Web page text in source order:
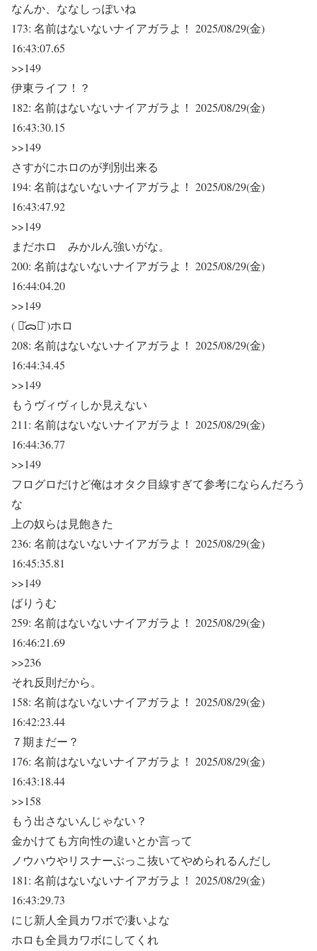
なんか、ななしっぽいね
173: 名前はないないナイアガラよ！ 2025/08/29(金)
16:43:07.65
>>149
伊東ライフ！？
182: 名前はないないナイアガラよ！ 2025/08/29(金)
16:43:30.15
>>149
さすがにホロのが判別出来る
194: 名前はないないナイアガラよ！ 2025/08/29(金)
16:43:47.92
>>149
まだホロ みかルん強いがな。
200: 名前はないないナイアガラよ！ 2025/08/29(金)
16:44:04.20
>>149
( ･᷄ᯅ･᷅ )ホロ
208: 名前はないないナイアガラよ！ 2025/08/29(金)
16:44:34.45
>>149
もうヴィヴィしか見えない
211: 名前はないないナイアガラよ！ 2025/08/29(金)
16:44:36.77
>>149
フログロだけど俺はオタク目線すぎて参考にならんだろう
な
上の奴らは見飽きた
236: 名前はないないナイアガラよ！ 2025/08/29(金)
16:45:35.81
>>149
ばりうむ
259: 名前はないないナイアガラよ！ 2025/08/29(金)
16:46:21.69
>>236
それ反則だから。
158: 名前はないないナイアガラよ！ 2025/08/29(金)
16:42:23.44
７期まだー？
176: 名前はないないナイアガラよ！ 2025/08/29(金)
16:43:18.44
>>158
もう出さないんじゃない？
金かけても方向性の違いとか言って
ノウハウやリスナーぶっこ抜いてやめられるんだし
181: 名前はないないナイアガラよ！ 2025/08/29(金)
16:43:29.73
にじ新人全員カワボで凄いよな
ホロも全員カワボにしてくれ